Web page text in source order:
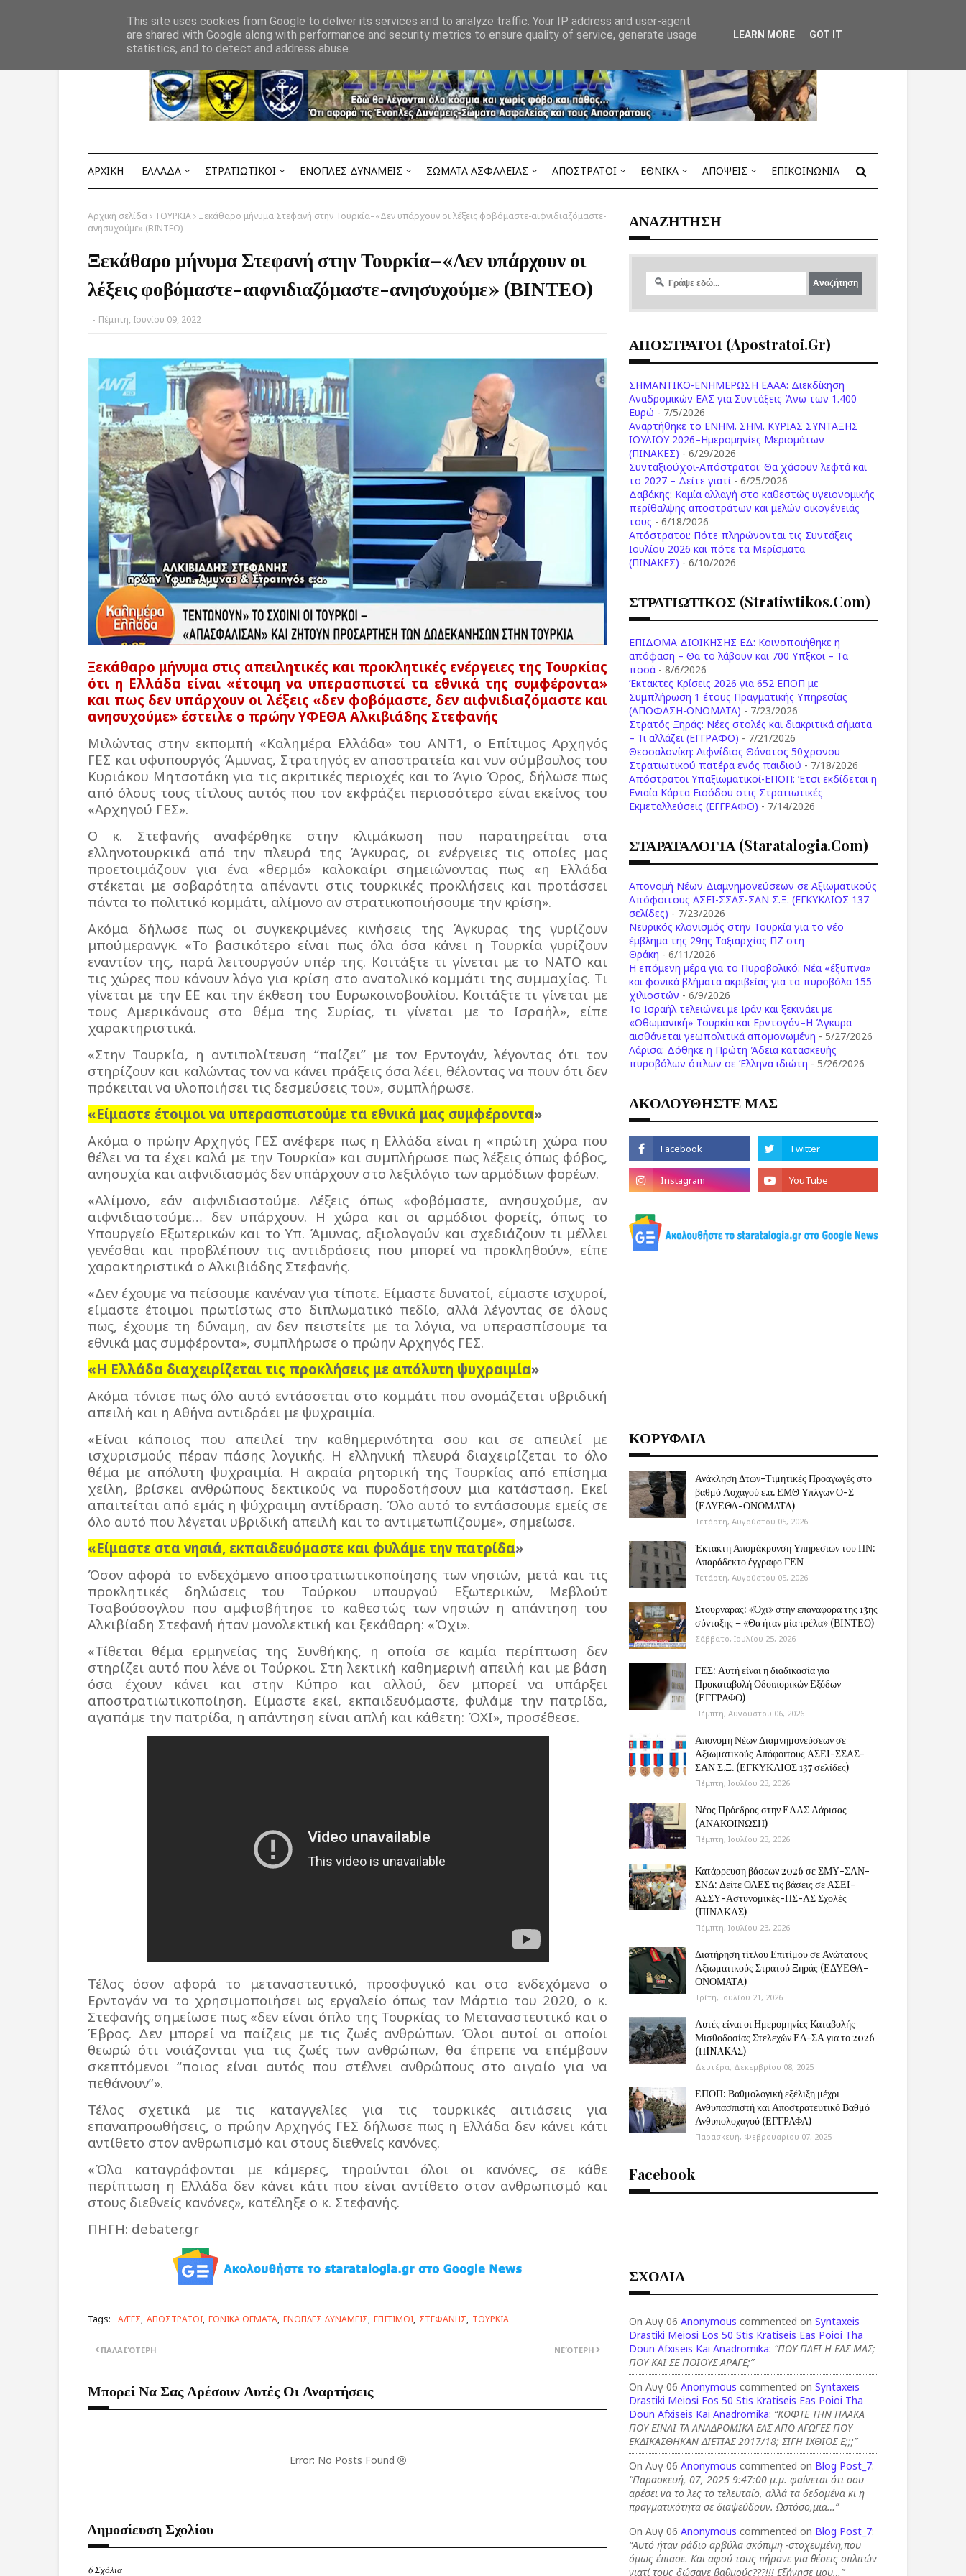
ΑΡΧΙΚΗ ΕΛΛΑΔΑ ΣΤΡΑΤΙΩΤΙΚΟΙ ΕΝΟΠΛΕΣ ΔΥΝΑΜΕΙΣ ΣΩΜΑΤΑ ΑΣΦΑΛΕΙΑΣ ΑΠΟΣΤΡΑΤΟΙ ΕΘΝΙΚΑ ΑΠΟΨΕΙΣ ΕΠΙΚΟΙΝΩΝΙΑ
Αρχική σελίδα ΤΟΥΡΚΙΑ
Ξεκάθαρο μήνυμα Στεφανή στην Τουρκία–«Δεν υπάρχουν οι λέξεις φοβόμαστε-αιφνιδιαζόμαστε-
ανησυχούμε» (ΒΙΝΤΕΟ)
Ξεκάθαρο μήνυμα Στεφανή στην Τουρκία–«Δεν υπάρχουν οι
λέξεις φοβόμαστε-αιφνιδιαζόμαστε-ανησυχούμε» (ΒΙΝΤΕΟ)
- Πέμπτη, Ιουνίου 09, 2022
Ξεκάθαρο μήνυμα στις απειλητικές και προκλητικές ενέργειες της Τουρκίας
ότι η Ελλάδα είναι «έτοιμη να υπερασπιστεί τα εθνικά της συμφέροντα»
και πως δεν υπάρχουν οι λέξεις «δεν φοβόμαστε, δεν αιφνιδιαζόμαστε και
ανησυχούμε» έστειλε ο πρώην ΥΦΕΘΑ Αλκιβιάδης Στεφανής
Μιλώντας στην εκπομπή «Καλημέρα Ελλάδα» του ΑΝΤ1, ο Επίτιμος Αρχηγός
ΓΕΣ και υφυπουργός Άμυνας, Στρατηγός εν αποστρατεία και νυν σύμβουλος του
Κυριάκου Μητσοτάκη για τις ακριτικές περιοχές και το Άγιο Όρος, δήλωσε πως
από όλους τους τίτλους αυτός που τον εκφράζει περισσότερο είναι εκείνος του
«Αρχηγού ΓΕΣ».
Ο κ. Στεφανής αναφέρθηκε στην κλιμάκωση που παρατηρείται στα
ελληνοτουρκικά από την πλευρά της Άγκυρας, οι ενέργειες τις οποίες μας
προετοιμάζουν για ένα «θερμό» καλοκαίρι σημειώνοντας πως «η Ελλάδα
στέκεται με σοβαρότητα απέναντι στις τουρκικές προκλήσεις και προτάσσει
πάντα το πολιτικό κομμάτι, αλίμονο αν στρατικοποιήσουμε την κρίση».
Ακόμα δήλωσε πως οι συγκεκριμένες κινήσεις της Άγκυρας της γυρίζουν
μπούμερανγκ. «Το βασικότερο είναι πως όλα όσα κάνει η Τουρκία γυρίζουν
εναντίον της, παρά λειτουργούν υπέρ της. Κοιτάξτε τι γίνεται με το ΝΑΤΟ και
τις χώρες που κάνουν λόγο για κρίση στο ανατολικό κομμάτι της συμμαχίας. Τι
γίνεται με την ΕΕ και την έκθεση του Ευρωκοινοβουλίου. Κοιτάξτε τι γίνεται με
τους Αμερικάνους στο θέμα της Συρίας, τι γίνεται με το Ισραήλ», είπε
χαρακτηριστικά.
«Στην Τουρκία, η αντιπολίτευση “παίζει” με τον Ερντογάν, λέγοντας ότι τον
στηρίζουν και καλώντας τον να κάνει πράξεις όσα λέει, θέλοντας να πουν ότι δεν
πρόκειται να υλοποιήσει τις δεσμεύσεις του», συμπλήρωσε.
«Είμαστε έτοιμοι να υπερασπιστούμε τα εθνικά μας συμφέροντα»
Ακόμα ο πρώην Αρχηγός ΓΕΣ ανέφερε πως η Ελλάδα είναι η «πρώτη χώρα που
θέλει να τα έχει καλά με την Τουρκία» και συμπλήρωσε πως λέξεις όπως φόβος,
ανησυχία και αιφνιδιασμός δεν υπάρχουν στο λεξιλόγιο των αρμόδιων φορέων.
«Αλίμονο, εάν αιφνιδιαστούμε. Λέξεις όπως «φοβόμαστε, ανησυχούμε, αν
αιφνιδιαστούμε… δεν υπάρχουν. Η χώρα και οι αρμόδιοι φορείς, όπως το
Υπουργείο Εξωτερικών και το Υπ. Άμυνας, αξιολογούν και σχεδιάζουν τι μέλλει
γενέσθαι και προβλέπουν τις αντιδράσεις που μπορεί να προκληθούν», είπε
χαρακτηριστικά ο Αλκιβιάδης Στεφανής.
«Δεν έχουμε να πείσουμε κανέναν για τίποτε. Είμαστε δυνατοί, είμαστε ισχυροί,
είμαστε έτοιμοι πρωτίστως στο διπλωματικό πεδίο, αλλά λέγοντας σε όλους
πως, έχουμε τη δύναμη, αν δεν πειστείτε με τα λόγια, να υπερασπίσουμε τα
εθνικά μας συμφέροντα», συμπλήρωσε ο πρώην Αρχηγός ΓΕΣ.
«Η Ελλάδα διαχειρίζεται τις προκλήσεις με απόλυτη ψυχραιμία»
Ακόμα τόνισε πως όλο αυτό εντάσσεται στο κομμάτι που ονομάζεται υβριδική
απειλή και η Αθήνα αντιδράει με ψυχραιμία.
«Είναι κάποιος που απειλεί την καθημερινότητα σου και σε απειλεί με
ισχυρισμούς πέραν πάσης λογικής. Η ελληνική πλευρά διαχειρίζεται το όλο
θέμα με απόλυτη ψυχραιμία. Η ακραία ρητορική της Τουρκίας από επίσημα
χείλη, βρίσκει ανθρώπους δεκτικούς να πυροδοτήσουν μια κατάσταση. Εκεί
απαιτείται από εμάς η ψύχραιμη αντίδραση. Όλο αυτό το εντάσσουμε εμείς σε
όλο αυτό που λέγεται υβριδική απειλή και το αντιμετωπίζουμε», σημείωσε.
«Είμαστε στα νησιά, εκπαιδευόμαστε και φυλάμε την πατρίδα»
Όσον αφορά το ενδεχόμενο αποστρατιωτικοποίησης των νησιών, μετά και τις
προκλητικές δηλώσεις του Τούρκου υπουργού Εξωτερικών, Μεβλούτ
Τσαβούσογλου που αμφισβήτησε το καθεστώς των νησιών η απάντηση του
Αλκιβίαδη Στεφανή ήταν μονολεκτική και ξεκάθαρη: «Όχι».
«Τίθεται θέμα ερμηνείας της Συνθήκης, η οποία σε καμία περίπτωση δεν
στηρίζει αυτό που λένε οι Τούρκοι. Στη λεκτική καθημερινή απειλή και με βάση
όσα έχουν κάνει και στην Κύπρο και αλλού, δεν μπορεί να υπάρξει
αποστρατιωτικοποίηση. Είμαστε εκεί, εκπαιδευόμαστε, φυλάμε την πατρίδα,
αγαπάμε την πατρίδα, η απάντηση είναι απλή και κάθετη: ΌΧΙ», προσέθεσε.
Τέλος όσον αφορά το μεταναστευτικό, προσφυγικό και στο ενδεχόμενο ο
Ερντογάν να το χρησιμοποιήσει ως εργαλείο όπως τον Μάρτιο του 2020, ο κ.
Στεφανής σημείωσε πως «δεν είναι όπλο της Τουρκίας το Μεταναστευτικό και ο
Έβρος. Δεν μπορεί να παίζεις με τις ζωές ανθρώπων. Όλοι αυτοί οι οποίοι
θεωρώ ότι νοιάζονται για τις ζωές των ανθρώπων, θα έπρεπε να επέμβουν
σκεπτόμενοι “ποιος είναι αυτός που στέλνει ανθρώπους στο αιγαίο για να
πεθάνουν”».
Τέλος σχετικά με τις καταγγελίες για τις τουρκικές αιτιάσεις για
επαναπροωθήσεις, ο πρώην Αρχηγός ΓΕΣ δήλωσε πως η Ελλάδα δεν κάνει κάτι
αντίθετο στον ανθρωπισμό και στους διεθνείς κανόνες.
«Όλα καταγράφονται με κάμερες, τηρούνται όλοι οι κανόνες, σε κάθε
περίπτωση η Ελλάδα δεν κάνει κάτι που είναι αντίθετο στον ανθρωπισμό και
στους διεθνείς κανόνες», κατέληξε ο κ. Στεφανής.
ΠΗΓΗ: debater.gr
Tags: Α/ΓΕΣ ΑΠΟΣΤΡΑΤΟΙ ΕΘΝΙΚΑ ΘΕΜΑΤΑ ΕΝΟΠΛΕΣ ΔΥΝΑΜΕΙΣ ΕΠΙΤΙΜΟΙ ΣΤΕΦΑΝΗΣ ΤΟΥΡΚΙΑ
ΝΕΌΤΕΡΗ
ΠΑΛΑΙΌΤΕΡΗ
Μπορεί Να Σας Αρέσουν Αυτές Οι Αναρτήσεις
Error: No Posts Found
Δημοσίευση Σχολίου
6 Σχόλια
ΑΝΑΖΗΤΗΣΗ
ΑΠΟΣΤΡΑΤΟΙ (apostratoi.gr)
ΣΗΜΑΝΤΙΚΟ-ΕΝΗΜΕΡΩΣΗ ΕΑΑΑ: Διεκδίκηση
Αναδρομικών ΕΑΣ για Συντάξεις Άνω των 1.400
Ευρώ - 7/5/2026
Aναρτήθηκε το ENHM. ΣΗΜ. ΚΥΡΙΑΣ ΣΥΝΤΑΞΗΣ
ΙΟΥΛΙΟΥ 2026–Ημερομηνίες Μερισμάτων
(ΠΙΝΑΚΕΣ) - 6/29/2026
Συνταξιούχοι-Απόστρατοι: Θα χάσουν λεφτά και
το 2027 – Δείτε γιατί - 6/25/2026
Δαβάκης: Καμία αλλαγή στο καθεστώς υγειονομικής
περίθαλψης αποστράτων και μελών οικογένειάς
τους - 6/18/2026
Aπόστρατοι: Πότε πληρώνονται τις Συντάξεις
Ιουλίου 2026 και πότε τα Μερίσματα
(ΠΙΝΑΚΕΣ) - 6/10/2026
ΣΤΡΑΤΙΩΤΙΚΟΣ (stratiwtikos.com)
ΕΠΙΔΟΜΑ ΔΙΟΙΚΗΣΗΣ ΕΔ: Κοινοποιήθηκε η
απόφαση – Θα το λάβουν και 700 Υπξκοι – Τα
ποσά - 8/6/2026
Έκτακτες Κρίσεις 2026 για 652 ΕΠΟΠ με
Συμπλήρωση 1 έτους Πραγματικής Υπηρεσίας
(ΑΠΟΦΑΣΗ-ONOMATA) - 7/23/2026
Στρατός Ξηράς: Νέες στολές και διακριτικά σήματα
– Τι αλλάζει (ΕΓΓΡΑΦΟ) - 7/21/2026
Θεσσαλονίκη: Αιφνίδιος Θάνατος 50χρονου
Στρατιωτικού πατέρα ενός παιδιού - 7/18/2026
Απόστρατοι Υπαξιωματικοί-ΕΠΟΠ: Έτσι εκδίδεται η
Ενιαία Κάρτα Εισόδου στις Στρατιωτικές
Εκμεταλλεύσεις (ΕΓΓΡΑΦΟ) - 7/14/2026
ΣΤΑΡΑΤΑΛΟΓΙΑ (staratalogia.com)
Απονομή Νέων Διαμνημονεύσεων σε Αξιωματικούς
Απόφοιτους ΑΣΕΙ-ΣΣΑΣ-ΣΑΝ Σ.Ξ. (ΕΓΚΥΚΛΙΟΣ 137
σελίδες) - 7/23/2026
Νευρικός κλονισμός στην Τουρκία για το νέο
έμβλημα της 29ης Ταξιαρχίας ΠΖ στη
Θράκη - 6/11/2026
Η επόμενη μέρα για το Πυροβολικό: Νέα «έξυπνα»
και φονικά βλήματα ακριβείας για τα πυροβόλα 155
χιλιοστών - 6/9/2026
Το Ισραήλ τελειώνει με Ιράν και ξεκινάει με
«Οθωμανική» Τουρκία και Ερντογάν–Η Άγκυρα
αισθάνεται γεωπολιτικά απομονωμένη - 5/27/2026
Λάρισα: Δόθηκε η Πρώτη Άδεια κατασκευής
πυροβόλων όπλων σε Έλληνα ιδιώτη - 5/26/2026
ΑΚΟΛΟΥΘΗΣΤΕ ΜΑΣ
ΚΟΡΥΦΑΙΑ
Ανάκληση Δτων-Τιμητικές Προαγωγές στο
βαθμό Λοχαγού ε.α. ΕΜΘ Υπλγων Ο-Σ
(ΕΔΥΕΘΑ-ΟΝΟΜΑΤΑ)
Τετάρτη, Αυγούστου 05, 2026
Έκτακτη Απομάκρυνση Υπηρεσιών του ΠΝ:
Απαράδεκτο έγγραφο ΓΕΝ
Τετάρτη, Αυγούστου 05, 2026
Στουρνάρας: «Όχι» στην επαναφορά της 13ης
σύνταξης – «Θα ήταν μία τρέλα» (ΒΙΝΤΕΟ)
Σάββατο, Ιουλίου 25, 2026
ΓΕΣ: Αυτή είναι η διαδικασία για
Προκαταβολή Οδοιπορικών Εξόδων
(ΕΓΓΡΑΦΟ)
Πέμπτη, Αυγούστου 06, 2026
Απονομή Νέων Διαμνημονεύσεων σε
Αξιωματικούς Απόφοιτους ΑΣΕΙ-ΣΣΑΣ-
ΣΑΝ Σ.Ξ. (ΕΓΚΥΚΛΙΟΣ 137 σελίδες)
Πέμπτη, Ιουλίου 23, 2026
Νέος Πρόεδρος στην ΕΑΑΣ Λάρισας
(ΑΝΑΚΟΙΝΩΣΗ)
Πέμπτη, Ιουλίου 23, 2026
Κατάρρευση βάσεων 2026 σε ΣΜΥ-ΣΑΝ-
ΣΝΔ: Δείτε ΟΛΕΣ τις βάσεις σε ΑΣΕΙ-
ΑΣΣΥ-Αστυνομικές-ΠΣ-ΛΣ Σχολές
(ΠΙΝΑΚΑΣ)
Πέμπτη, Ιουλίου 23, 2026
Διατήρηση τίτλου Επιτίμου σε Ανώτατους
Αξιωματικούς Στρατού Ξηράς (ΕΔΥΕΘΑ-
ΟΝΟΜΑΤΑ)
Τρίτη, Ιουλίου 21, 2026
Αυτές είναι οι Ημερομηνίες Καταβολής
Μισθοδοσίας Στελεχών ΕΔ-ΣΑ για το 2026
(ΠINAKAΣ)
Δευτέρα, Δεκεμβρίου 08, 2025
ΕΠΟΠ: Βαθμολογική εξέλιξη μέχρι
Ανθυπασπιστή και Αποστρατευτικό Βαθμό
Ανθυπολοχαγού (ΕΓΓΡΑΦΑ)
Παρασκευή, Φεβρουαρίου 07, 2025
Facebook
ΣΧΟΛΙΑ
On Αυγ 06Anonymous commented onSyntaxeis
Drastiki Meiosi Eos 50 Stis Kratiseis Eas Poioi Tha
Doun Afxiseis Kai Anadromika: “ΠΟΥ ΠΑΕΙ Η ΕΑΣ ΜΑΣ;
ΠΟΥ ΚΑΙ ΣΕ ΠΟΙΟΥΣ ΑΡΑΓΕ;”
On Αυγ 06Anonymous commented onSyntaxeis
Drastiki Meiosi Eos 50 Stis Kratiseis Eas Poioi Tha
Doun Afxiseis Kai Anadromika: “ΚΟΦΤΕ ΤΗΝ ΠΛΑΚΑ
ΠΟΥ ΕΙΝΑΙ ΤΑ ΑΝΑΔΡΟΜΙΚΑ ΕΑΣ ΑΠΟ ΑΓΩΓΕΣ ΠΟΥ
ΕΚΔΙΚΑΣΘΗΚΑΝ ΔΙΕΤΙΑΣ 2017/18; ΣΙΓΗ ΙΧΘΙΟΣ Ε;;;”
On Αυγ 06Anonymous commented on Blog Post_7:
“Παρασκευή, 07, 2025 9:47:00 μ.μ. φαίνεται ότι σου
αρέσει να το λες το τελευταίο, αλλά τα δεδομένα κι η
πραγματικότητα σε διαψεύδουν. Ωστόσο,μια…”
On Αυγ 06Anonymous commented on Blog Post_7:
“Αυτό ήταν ράδιο αρβύλα σκόπιμη -στοχευμένη,που
όμως έπιασε. Και αφού τους πήρανε για θέσεις οπλιτών
γιατί τους δώσανε βαθμούς???!!! Εξήγησε μου…”
This site uses cookies from Google to deliver its services and to analyze traffic. Your IP address and user-agent
are shared with Google along with performance and security metrics to ensure quality of service, generate usage
statistics, and to detect and address abuse.
LEARN MORE GOT IT